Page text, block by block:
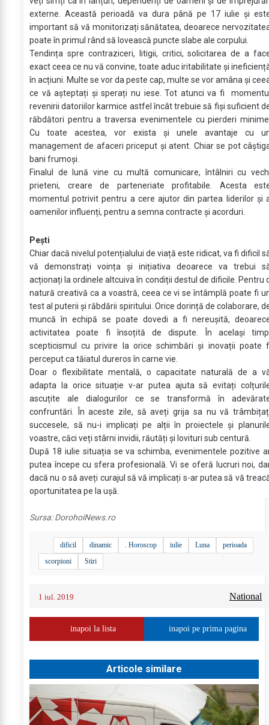
externe. Această perioadă va dura până pe 17 iulie și
important să vă monitorizați sănătatea, deoarece
poate în primul rând să lovească puncte slabe ale corpului.
Tendința spre contraziceri, litigii, critici, solicitarea de a
exact ceea ce nu vă convine, toate aduc iritabilitate și
în acțiuni. Multe se vor da peste cap, multe se vor amâna și
ce vă așteptați și sperați nu iese. Tot atunci va fi
revenirii datoriilor karmice astfel încât trebuie să fiși suficient
răbdători pentru a traversa evenimentele cu pierderi
Cu toate acestea, vor exista și unele avantaje cu
management de afaceri priceput și atent. Chiar se pot
bani frumoși.
Finalul de lună vine cu multă comunicare, întâlniri cu
prieteni, creare de parteneriate profitabile. Acesta
momentul potrivit pentru a cere ajutor din partea liderilor și
oamenilor influenți, pentru a semna contracte și acorduri.
Pești
Chiar dacă nivelul potențialului de viață este ridicat, va fi dificil
vă demonstrați voința și inițiativa deoarece va trebui
acționați la ordinele altcuiva în condiții destul de dificile. Pentru
natură creativă ca a voastră, ceea ce vi se întâmplă poate fi
test al puterii și răbdării spiritului. Orice dorință de colaborare,
muncă în echipă se poate dovedi a fi nereușită,
activitatea poate fi însoțită de dispute. În același
scepticismul cu privire la orice schimbări și inovații poate
perceput ca tăiatul dureros în carne vie.
Doar o flexibilitate mentală, o capacitate naturală de a
adapta la orice situație v-ar putea ajuta să evitați
ascuțite ale dialogurilor ce se transformă în
confruntări. În aceste zile, să aveți grija sa nu vă
succesele, să nu-i implicați pe alții în proiectele și
voastre, căci veți stârni invidii, răutăți și lovituri sub centură.
După 18 iulie situația se va schimba, evenimentele pozitive
putea începe cu sfera profesională. Vi se oferă lucruri noi,
dacă nu o să aveți curajul să vă implicați s-ar putea să vă
oportunitatea pe la ușă.
Sursa:DorohoiNews.ro
dificil dinamic . Horoscop iulie Luna
perioada
scorpioni
Stiri
1 iul. 2019 National
inapoi la lista inapoi pe prima pagina
Articole similare